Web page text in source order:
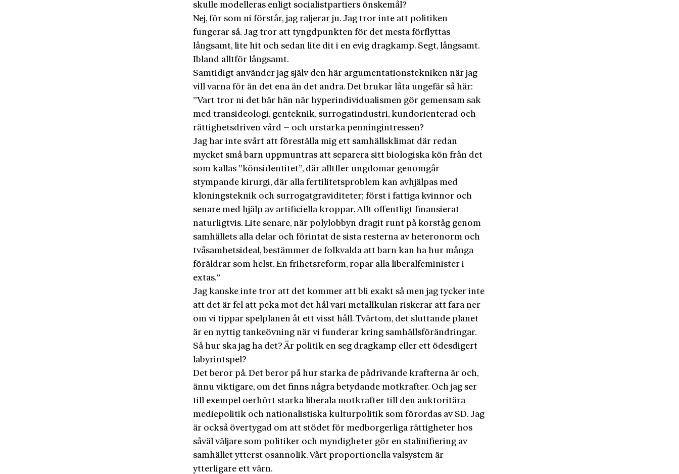
skulle modelleras enligt socialistpartiers önskemål?
Nej, för som ni förstår, jag raljerar ju. Jag tror inte att politiken
fungerar så. Jag tror att tyngdpunkten för det mesta förflyttas
långsamt, lite hit och sedan lite dit i en evig dragkamp. Segt, långsamt.
Ibland alltför långsamt.
Samtidigt använder jag själv den här argumentationstekniken när jag
vill varna för än det ena än det andra. Det brukar låta ungefär så här:
”Vart tror ni det bär hän när hyperindividualismen gör gemensam sak
med trans­ideologi, genteknik, surrogatindustri, kundorienterad och
rättighetsdriven vård – och urstarka penningintressen?
Jag har inte svårt att föreställa mig ett samhällsklimat där redan
mycket små barn uppmuntras att separera sitt biologiska kön från det
som kallas ”könsidentitet”, där alltfler ungdomar genomgår
stympande kirurgi, där alla fertilitetsproblem kan avhjälpas med
kloningsteknik och surrogatgraviditeter; först i fattiga kvinnor och
senare med hjälp av artificiella kroppar. Allt offentligt finansierat
naturligtvis. Lite senare, när polylobbyn dragit runt på korståg genom
samhällets alla delar och förintat de sista resterna av heteronorm och
tvåsamhetsideal, bestämmer de folkvalda att barn kan ha hur många
föräldrar som helst. En frihetsreform, ropar alla liberalfeminister i
extas.”
Jag kanske inte tror att det kommer att bli exakt så men jag tycker inte
att det är fel att peka mot det hål vari metallkulan riskerar att fara ner
om vi tippar spelplanen åt ett visst håll. Tvärtom, det sluttande planet
är en nyttig tankeövning när vi funderar kring samhällsförändringar.
Så hur ska jag ha det? Är politik en seg dragkamp eller ett ödesdigert
labyrintspel?
Det beror på. Det beror på hur starka de pådrivande krafterna är och,
ännu viktigare, om det finns några betydande motkrafter. Och jag ser
till exempel oerhört starka liberala motkrafter till den auktoritära
mediepolitik och nationalistiska kulturpolitik som förordas av SD. Jag
är också övertygad om att stödet för medborgerliga rättigheter hos
såväl väljare som politiker och myndigheter gör en stalinifiering av
samhället ytterst osannolik. Vårt proportionella valsystem är
ytterligare ett värn.